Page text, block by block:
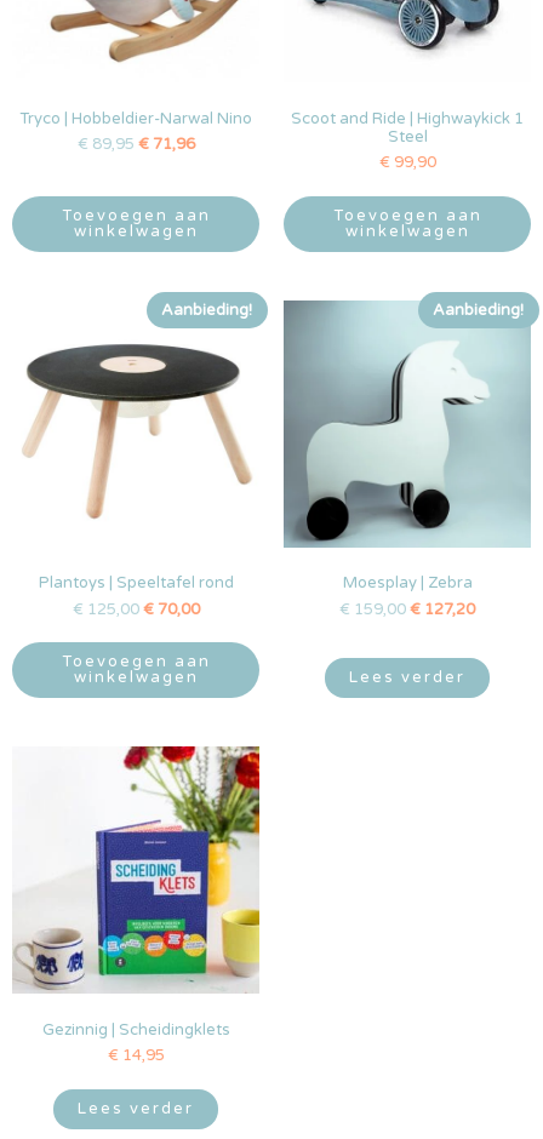
Tryco | Hobbeldier-Narwal Nino
€ 89,95 €71,96
Toevoegen aan
winkelwagen
Scoot and Ride | Highwaykick 1
Steel
€ 99,90
Toevoegen aan
winkelwagen
Aanbieding!
Plantoys | Speeltafel rond
€ 125,00 €70,00
Toevoegen aan
winkelwagen
Aanbieding!
Moesplay | Zebra
€ 159,00€ 127,20
Lees verder
Gezinnig | Scheidingklets
€ 14,95
Lees verder